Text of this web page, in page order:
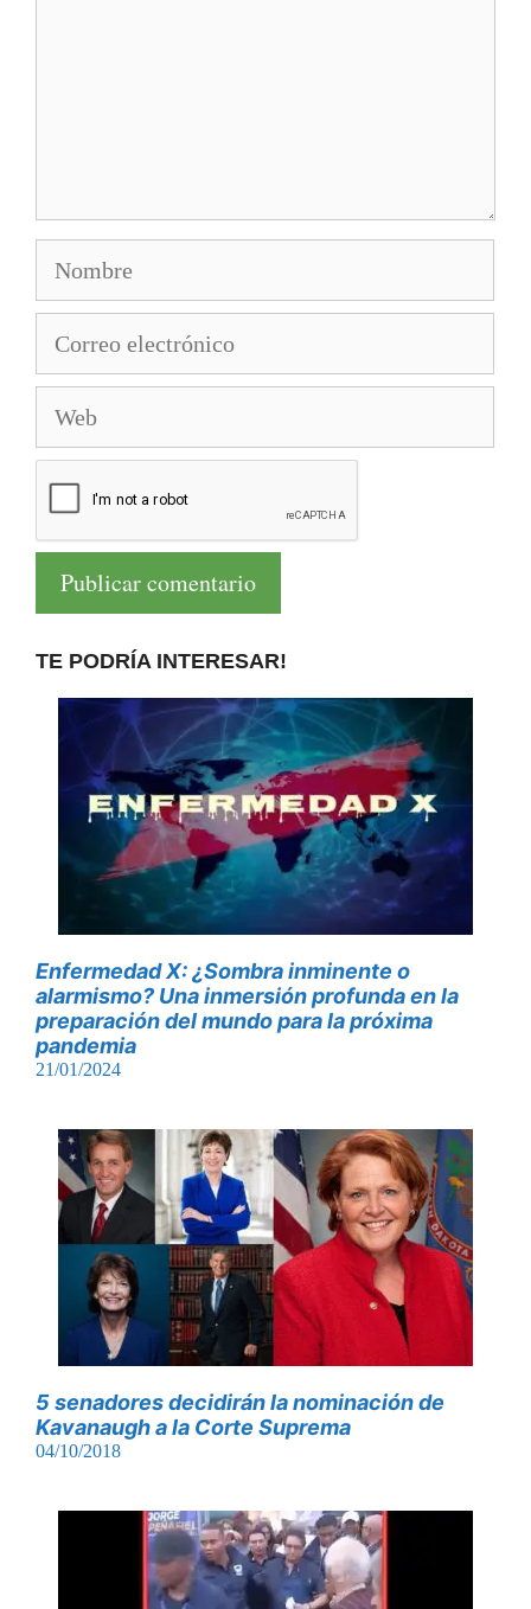
electrónico
TE PODRÍA INTERESAR!
Enfermedad X: ¿Sombra inminente o
alarmismo? Una inmersión profunda en la
preparación del mundo para la próxima
pandemia
21/01/2024
5 senadores decidirán la nominación de
Kavanaugh a la Corte Suprema
04/10/2018